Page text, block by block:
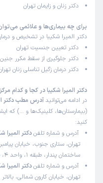
دکتر زنان و زایمان تهران
برای چه بیماری‌ها و علائمی
دکتر المیرا شکیبا در تشخیص و
دکتر تعیین جنسیت تهران
دکتر جلوگیری از سقط مکرر جنین
دکتر درمان زگیل تناسلی زنان
دکتر المیرا شکیبا در کجا و کدام
در ادامه می‌توانید آدرس مطب دکتر
(بیمارستان‌ها، کلینیک‌ها و …) که
کنید:
آدرس و شماره تلفندکتر
تهران، ستاری جنوب، خیابان
ساختمان پندار، طبقه 1، واحد 4، شماره تلفن: 09198841412
آدرس و شماره تلفندکتر
تهران، خیابان کارون شمالی،